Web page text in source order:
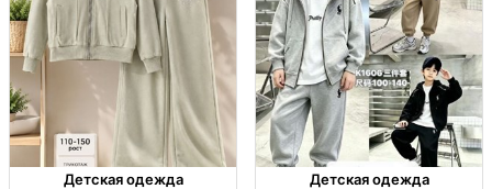
Детская одежда Детская одежда